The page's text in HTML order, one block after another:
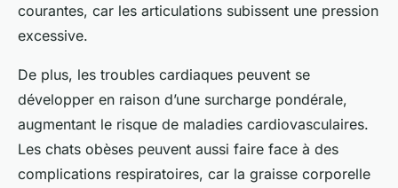
courantes, car les articulations subissent une pression
excessive.
De plus, les troubles cardiaques peuvent se
développer en raison d’une surcharge pondérale,
augmentant le risque de maladies cardiovasculaires.
Les chats obèses peuvent aussi faire face à des
complications respiratoires, car la graisse corporelle